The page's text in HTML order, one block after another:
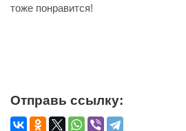
тоже понравится!
Отправь ссылку: